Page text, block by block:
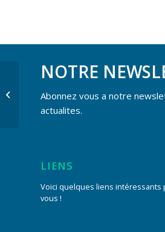
NOTRE
Abonnez vous a notre
actualites.
LIENS
Voici quelques liens intéressants
vous !
avant